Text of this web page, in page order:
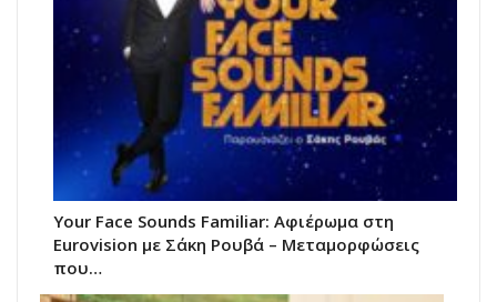
Your Face Sounds Familiar: Αφιέρωμα στη
Eurovision με Σάκη Ρουβά – Μεταμορφώσεις
που…